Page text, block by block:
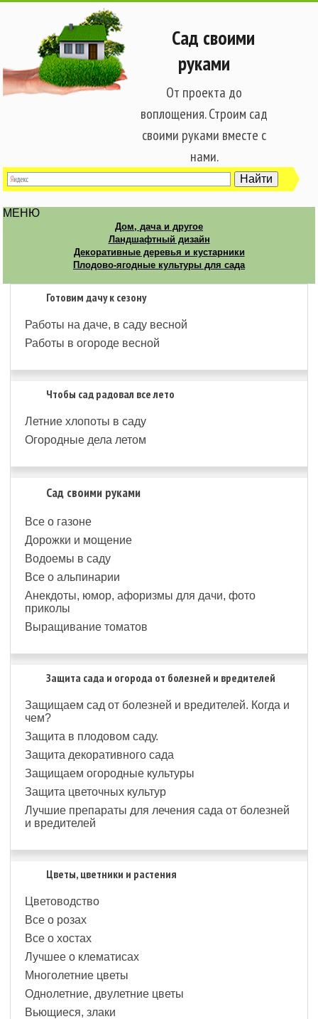
Сад своими
руками
От проекта до
воплощения. Строим сад
своими руками вместе с
нами.
МЕНЮ
Дом, дача и другое
Ландшафтный дизайн
Декоративные деревья и кустарники
Плодово-ягодные культуры для сада
Готовим дачу к сезону
Работы на даче, в саду весной
Работы в огороде весной
Чтобы сад радовал все лето
Летние хлопоты в саду
Огородные дела летом
Сад своими руками
Все о газоне
Дорожки и мощение
Водоемы в саду
Все о альпинарии
Анекдоты, юмор, афоризмы для дачи, фото
приколы
Выращивание томатов
Защита сада и огорода от болезней и вредителей
Защищаем сад от болезней и вредителей. Когда и
чем?
Защита в плодовом саду.
Защита декоративного сада
Защищаем огородные культуры
Защита цветочных культур
Лучшие препараты для лечения сада от болезней
и вредителей
Цветы, цветники и растения
Цветоводство
Все о розах
Все о хостах
Лучшее о клематисах
Многолетние цветы
Однолетние, двулетние цветы
Вьющиеся, злаки